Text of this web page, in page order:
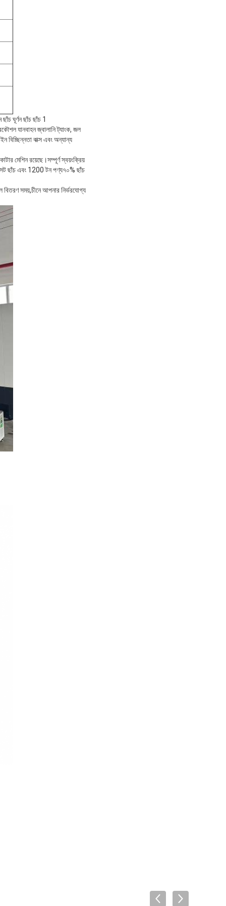
যানবাহন জ্বালানি ট্যাংক, জল
বিচ্ছিন্নতা বাক্স এবং অন্যান্য
মেশিন রয়েছে।সম্পূর্ণ স্বয়ংক্রিয়
সেট ছাঁচ এবং 1200 টন পণ্য৭০% ছাঁচ
সময়,চীনে আপনার নির্ভরযোগ্য